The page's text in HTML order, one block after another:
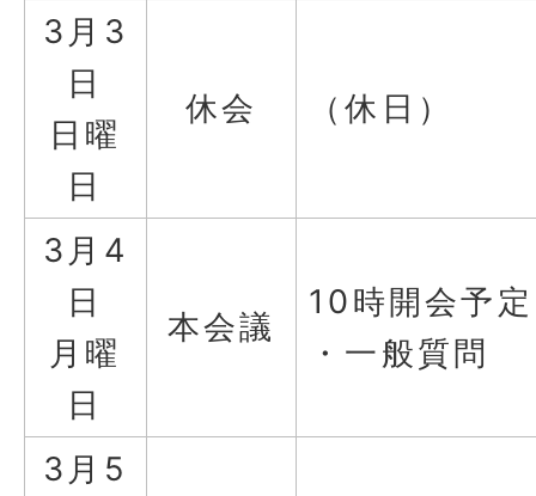
3月3
日
日曜
日
休会 （休日）
3月4
日
月曜
日
本会議
10時開会予定
・一般質問
3月5